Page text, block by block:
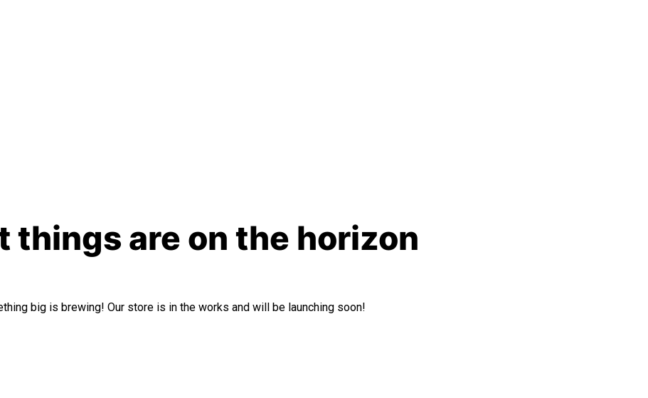
things are on the horizon
big is brewing! Our store is in the works and will be launching soon!